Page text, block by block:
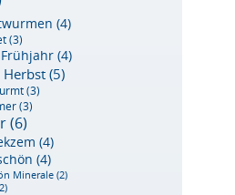
(4)
(3)
(4)
Herbst (5)
(3)
(3)
(6)
(4)
(4)
Minerale(2)